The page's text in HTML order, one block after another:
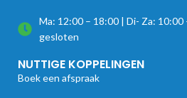
Ma: 12:00 – 18:00 | Di- Za:
gesloten
NUTTIGE KOPPELINGEN
Boek een afspraak